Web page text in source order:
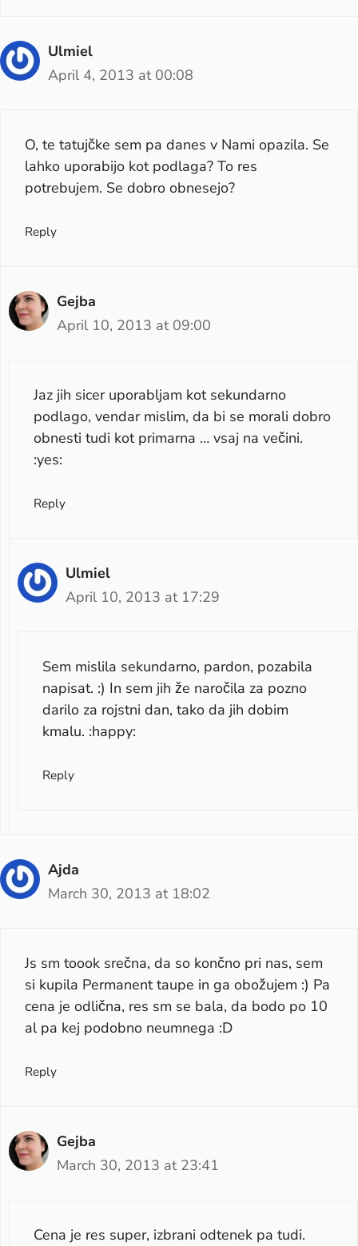
Ulmiel
April 4, 2013 at 00:08
O, te tatujčke sem pa danes v Nami opazila. Se
lahko uporabijo kot podlaga? To res
potrebujem. Se dobro obnesejo?
Reply
Gejba
April 10, 2013 at 09:00
Jaz jih sicer uporabljam kot sekundarno
podlago, vendar mislim, da bi se morali dobro
obnesti tudi kot primarna … vsaj na večini.
:yes:
Reply
Ulmiel
April 10, 2013 at 17:29
Sem mislila sekundarno, pardon, pozabila
napisat. :) In sem jih že naročila za pozno
darilo za rojstni dan, tako da jih dobim
kmalu. :happy:
Reply
Ajda
March 30, 2013 at 18:02
Js sm toook srečna, da so končno pri nas, sem
si kupila Permanent taupe in ga obožujem :) Pa
cena je odlična, res sm se bala, da bodo po 10
al pa kej podobno neumnega :D
Reply
Gejba
March 30, 2013 at 23:41
Cena je res super, izbrani odtenek pa tudi.